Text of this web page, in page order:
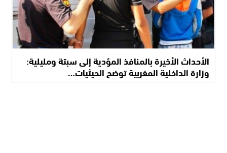
الأحداث الأخيرة بالمنافذ المؤدية إلى سبتة ومليلية:
وزارة الداخلية المغربية توضح الحيثيات…